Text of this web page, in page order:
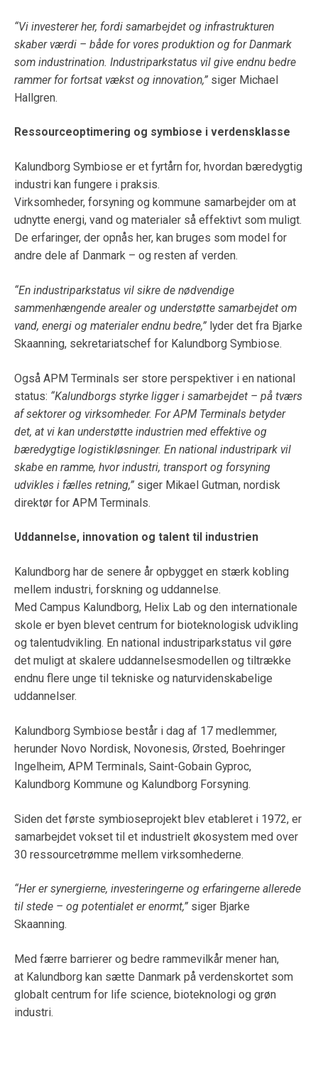
“Vi investerer her, fordi samarbejdet og infrastrukturen
skaber værdi – både for vores produktion og for Danmark
som industrination. Industriparkstatus vil give endnu bedre
rammer for fortsat vækst og innovation,” siger Michael
Hallgren.
Ressourceoptimering og symbiose i verdensklasse
Kalundborg Symbiose er et fyrtårn for, hvordan bæredygtig
industri kan fungere i praksis.
Virksomheder, forsyning og kommune samarbejder om at
udnytte energi, vand og materialer så effektivt som muligt.
De erfaringer, der opnås her, kan bruges som model for
andre dele af Danmark – og resten af verden.
“En industriparkstatus vil sikre de nødvendige
sammenhængende arealer og understøtte samarbejdet om
vand, energi og materialer endnu bedre,” lyder det fra Bjarke
Skaanning, sekretariatschef for Kalundborg Symbiose.
Også APM Terminals ser store perspektiver i en national
status: “Kalundborgs styrke ligger i samarbejdet – på tværs
af sektorer og virksomheder. For APM Terminals betyder
det, at vi kan understøtte industrien med effektive og
bæredygtige logistikløsninger. En national industripark vil
skabe en ramme, hvor industri, transport og forsyning
udvikles i fælles retning,” siger Mikael Gutman, nordisk
direktør for APM Terminals.
Uddannelse, innovation og talent til industrien
Kalundborg har de senere år opbygget en stærk kobling
mellem industri, forskning og uddannelse.
Med Campus Kalundborg, Helix Lab og den internationale
skole er byen blevet centrum for bioteknologisk udvikling
og talentudvikling. En national industriparkstatus vil gøre
det muligt at skalere uddannelsesmodellen og tiltrække
endnu flere unge til tekniske og naturvidenskabelige
uddannelser.
Kalundborg Symbiose består i dag af 17 medlemmer,
herunder Novo Nordisk, Novonesis, Ørsted, Boehringer
Ingelheim, APM Terminals, Saint-Gobain Gyproc,
Kalundborg Kommune og Kalundborg Forsyning.
Siden det første symbioseprojekt blev etableret i 1972, er
samarbejdet vokset til et industrielt økosystem med over
30 ressourcetrømme mellem virksomhederne.
“Her er synergierne, investeringerne og erfaringerne allerede
til stede – og potentialet er enormt,” siger Bjarke
Skaanning.
Med færre barrierer og bedre rammevilkår mener han,
at Kalundborg kan sætte Danmark på verdenskortet som
globalt centrum for life science, bioteknologi og grøn
industri.